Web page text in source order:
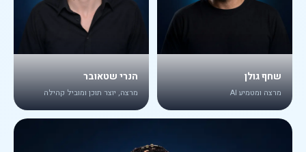
שחף גולן
מרצה ומטמיע AI
הנרי שטאובר
מרצה, יוצר תוכן ומוביל קהילה